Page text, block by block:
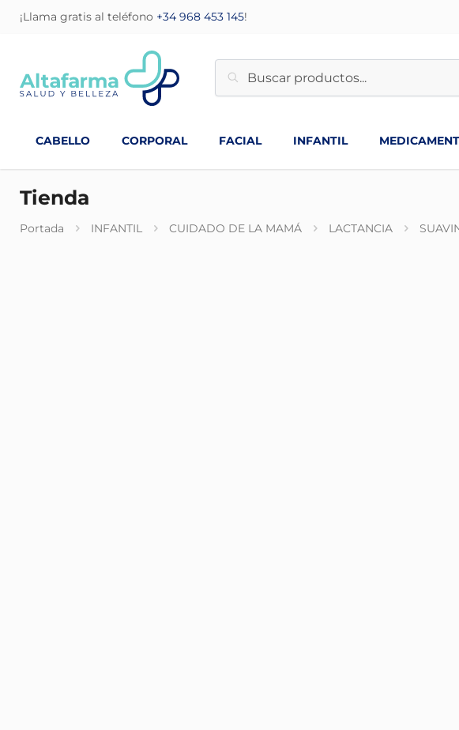
¡Llama gratis al teléfono +34 968 453 145!
CABELLO CORPORAL FACIAL INFANTIL
Tienda
Portada INFANTIL CUIDADO DE LA MAMÁ LACTANCIA